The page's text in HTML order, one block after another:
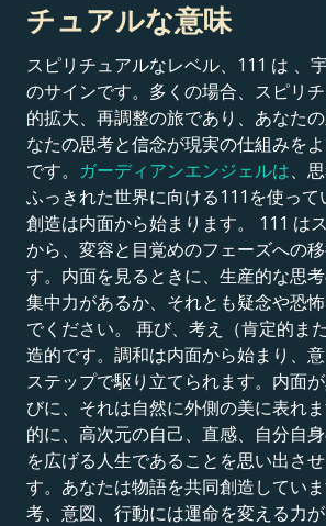
チュアルな意味
スピリチュアルなレベル、111 は 、
のサインです。多くの場合、スピリチ
的拡大、再調整の旅であり、あなたの
なたの思考と信念が現実の仕組みをよ
です。 ガーディアンエンジェルは、
ふっきれた世界に向ける111を使って
創造は内面から始まります。 111 は
から、変容と目覚めのフェーズへの移
す。内面を見るときに、生産的な思考
集中力があるか、それとも疑念や恐怖
でください。 再び、考え（肯定的ま
造的です。調和は内面から始まり、意
ステップで駆り立てられます。内面が
びに、それは自然に外側の美に表れま
的に、高次元の自己、直感、自分自身
を広げる人生であることを思い出させ
す。あなたは物語を共同創造していま
考、意図、行動には運命を変える力が